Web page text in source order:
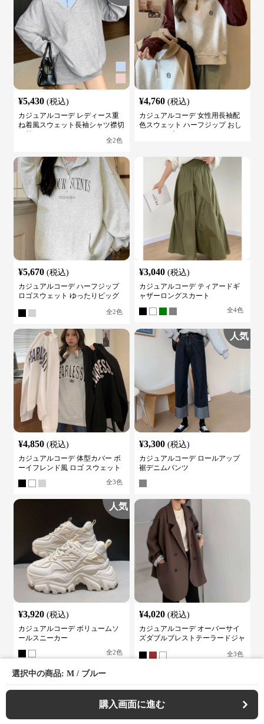
選択中の商品: M / ブルー
購入画面に進む
¥5,430 (税込)
カジュアルコーデ レディース重
ね着風スウェット長袖シャツ襟切
全2色
¥4,760 (税込)
カジュアルコーデ 女性用長袖配
色スウェット ハーフジップ おし
¥5,670 (税込)
カジュアルコーデ ハーフジップ
ロゴスウェット ゆったりビッグ
全2色
¥3,040 (税込)
カジュアルコーデ ティアードギ
ャザーロングスカート
全4色
¥4,850 (税込)
カジュアルコーデ 体型カバー ボ
ーイフレンド風 ロゴ スウェット
全3色
人気
¥3,300 (税込)
カジュアルコーデ ロールアップ
裾デニムパンツ
人気
¥3,920 (税込)
カジュアルコーデ ボリュームソ
ールスニーカー
全2色
¥4,020 (税込)
カジュアルコーデ オーバーサイ
ズダブルブレストテーラードジャ
全3色